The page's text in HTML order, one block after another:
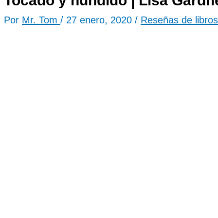
Por Mr. Tom / 27 enero, 2020 / Reseñas de libros